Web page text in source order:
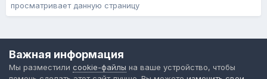
просматривает данную страницу
Форум общественного транспорта
Powered by Invision Community
Важная информация
Мы разместили cookie-файлы на ваше устройство, чтобы